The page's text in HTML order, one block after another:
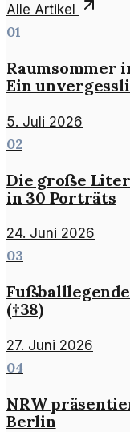
Alle Artikel
01
Raumsommer
Ein
5. Juli 2026
02
Die große
in 30 Porträts
24. Juni 2026
03
(†38)
27. Juni 2026
04
NRW
Berlin